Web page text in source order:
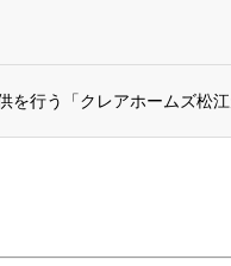
を行う「クレアホームズ松